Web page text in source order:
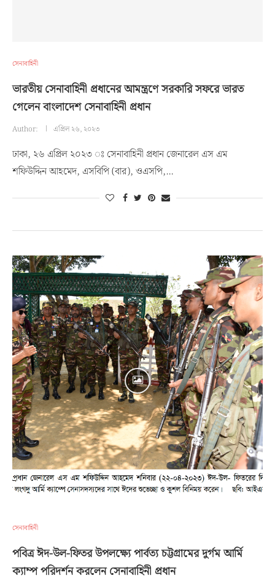
সেনাবাহিনী
ভারতীয় সেনাবাহিনী প্রধানের আমন্ত্রণে সরকারি সফরে ভারত
গেলেন বাংলাদেশ সেনাবাহিনী প্রধান
Author: এপ্রিল ২৬, ২০২৩
ঢাকা, ২৬ এপ্রিল ২০২৩ ঃ সেনাবাহিনী প্রধান জেনারেল এস এম
শফিউদ্দিন আহমেদ, এসবিপি (বার), ওএসপি,…
সেনাবাহিনী
পবিত্র ঈদ-উল-ফিতর উপলক্ষ্যে পার্বত্য চট্টগ্রামের দুর্গম আর্মি
ক্যাম্প পরিদর্শন করলেন সেনাবাহিনী প্রধান